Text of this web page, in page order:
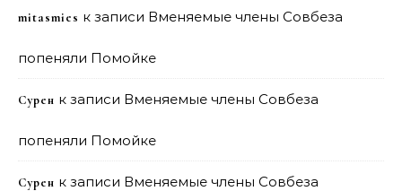
mitasmies к записи Вменяемые члены Совбеза
попеняли Помойке
Сурен к записи Вменяемые члены Совбеза
попеняли Помойке
Сурен к записи Вменяемые члены Совбеза